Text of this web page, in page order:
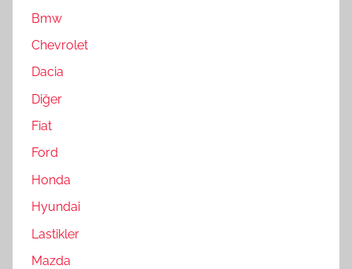
Bmw
Chevrolet
Dacia
Diğer
Fiat
Ford
Honda
Hyundai
Lastikler
Mazda